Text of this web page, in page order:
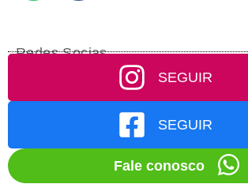
Redes Socias
SEGUIR
SEGUIR
Fale conosco